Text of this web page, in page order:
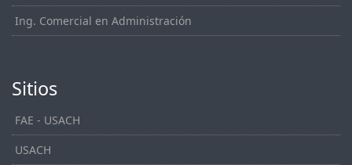
Ing. Comercial en Administración
Sitios
FAE - USACH
USACH